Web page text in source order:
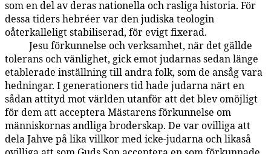
som en del av deras nationella och rasliga historia. För
dessa tiders hebréer var den judiska teologin
oåterkalleligt stabiliserad, för evigt fixerad.
Jesu förkunnelse och verksamhet, när det gällde
tolerans och vänlighet, gick emot judarnas sedan länge
etablerade inställning till andra folk, som de ansåg vara
hedningar. I generationers tid hade judarna närt en
sådan attityd mot världen utanför att det blev omöjligt
för dem att acceptera Mästarens förkunnelse om
människornas andliga broderskap. De var ovilliga att
dela Jahve på lika villkor med icke-judarna och likaså